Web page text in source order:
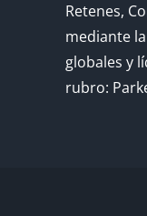
Retenes,
mediante
globales y
rubro: